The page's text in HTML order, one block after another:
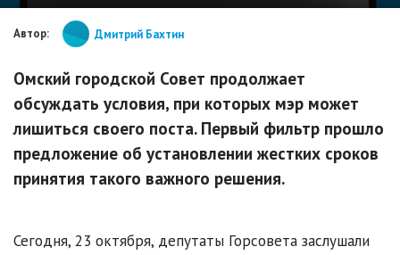
Автор: Дмитрий Бахтин
Омский городской Совет продолжает
обсуждать условия, при которых мэр может
лишиться своего поста. Первый фильтр прошло
предложение об установлении жестких сроков
принятия такого важного решения.
Сегодня, 23 октября, депутаты Горсовета заслушали